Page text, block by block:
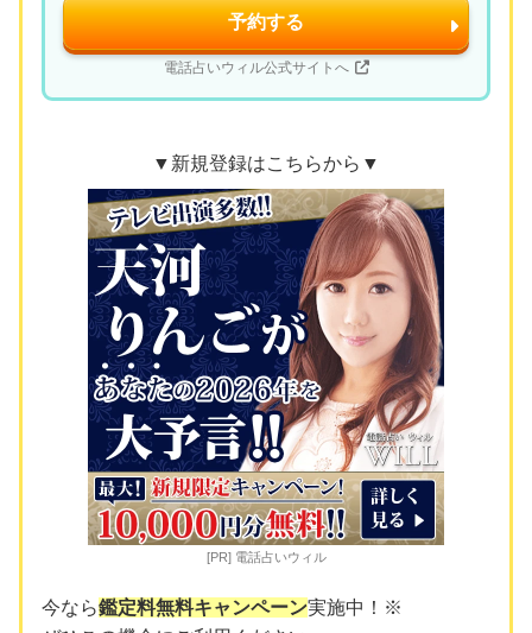
予約する
電話占いウィル公式サイトへ
▼新規登録はこちらから▼
[PR] 電話占いウィル
今なら鑑定料無料キャンペーン実施中！※